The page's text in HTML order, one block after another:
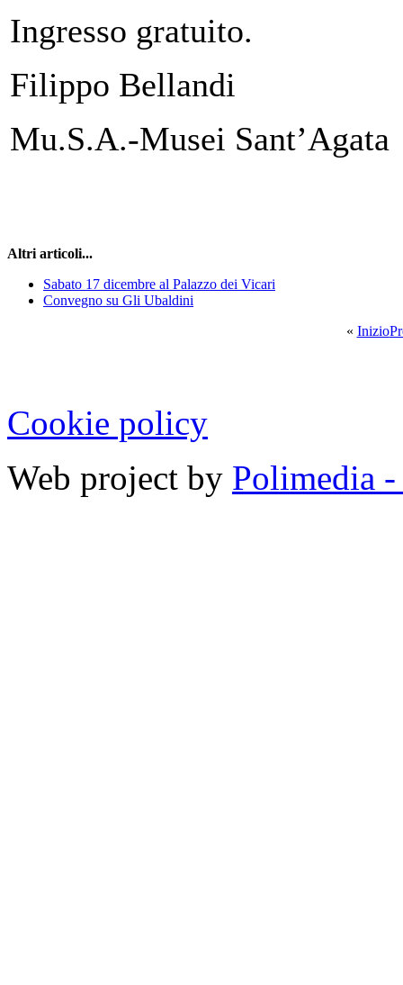
Ingresso gratuito.
Filippo Bellandi
Mu.S.A.-Musei Sant’Agata
Altri articoli...
Sabato 17 dicembre al Palazzo dei Vicari
Convegno su Gli Ubaldini
« Inizio
Cookie policy
Web project by Polimedia